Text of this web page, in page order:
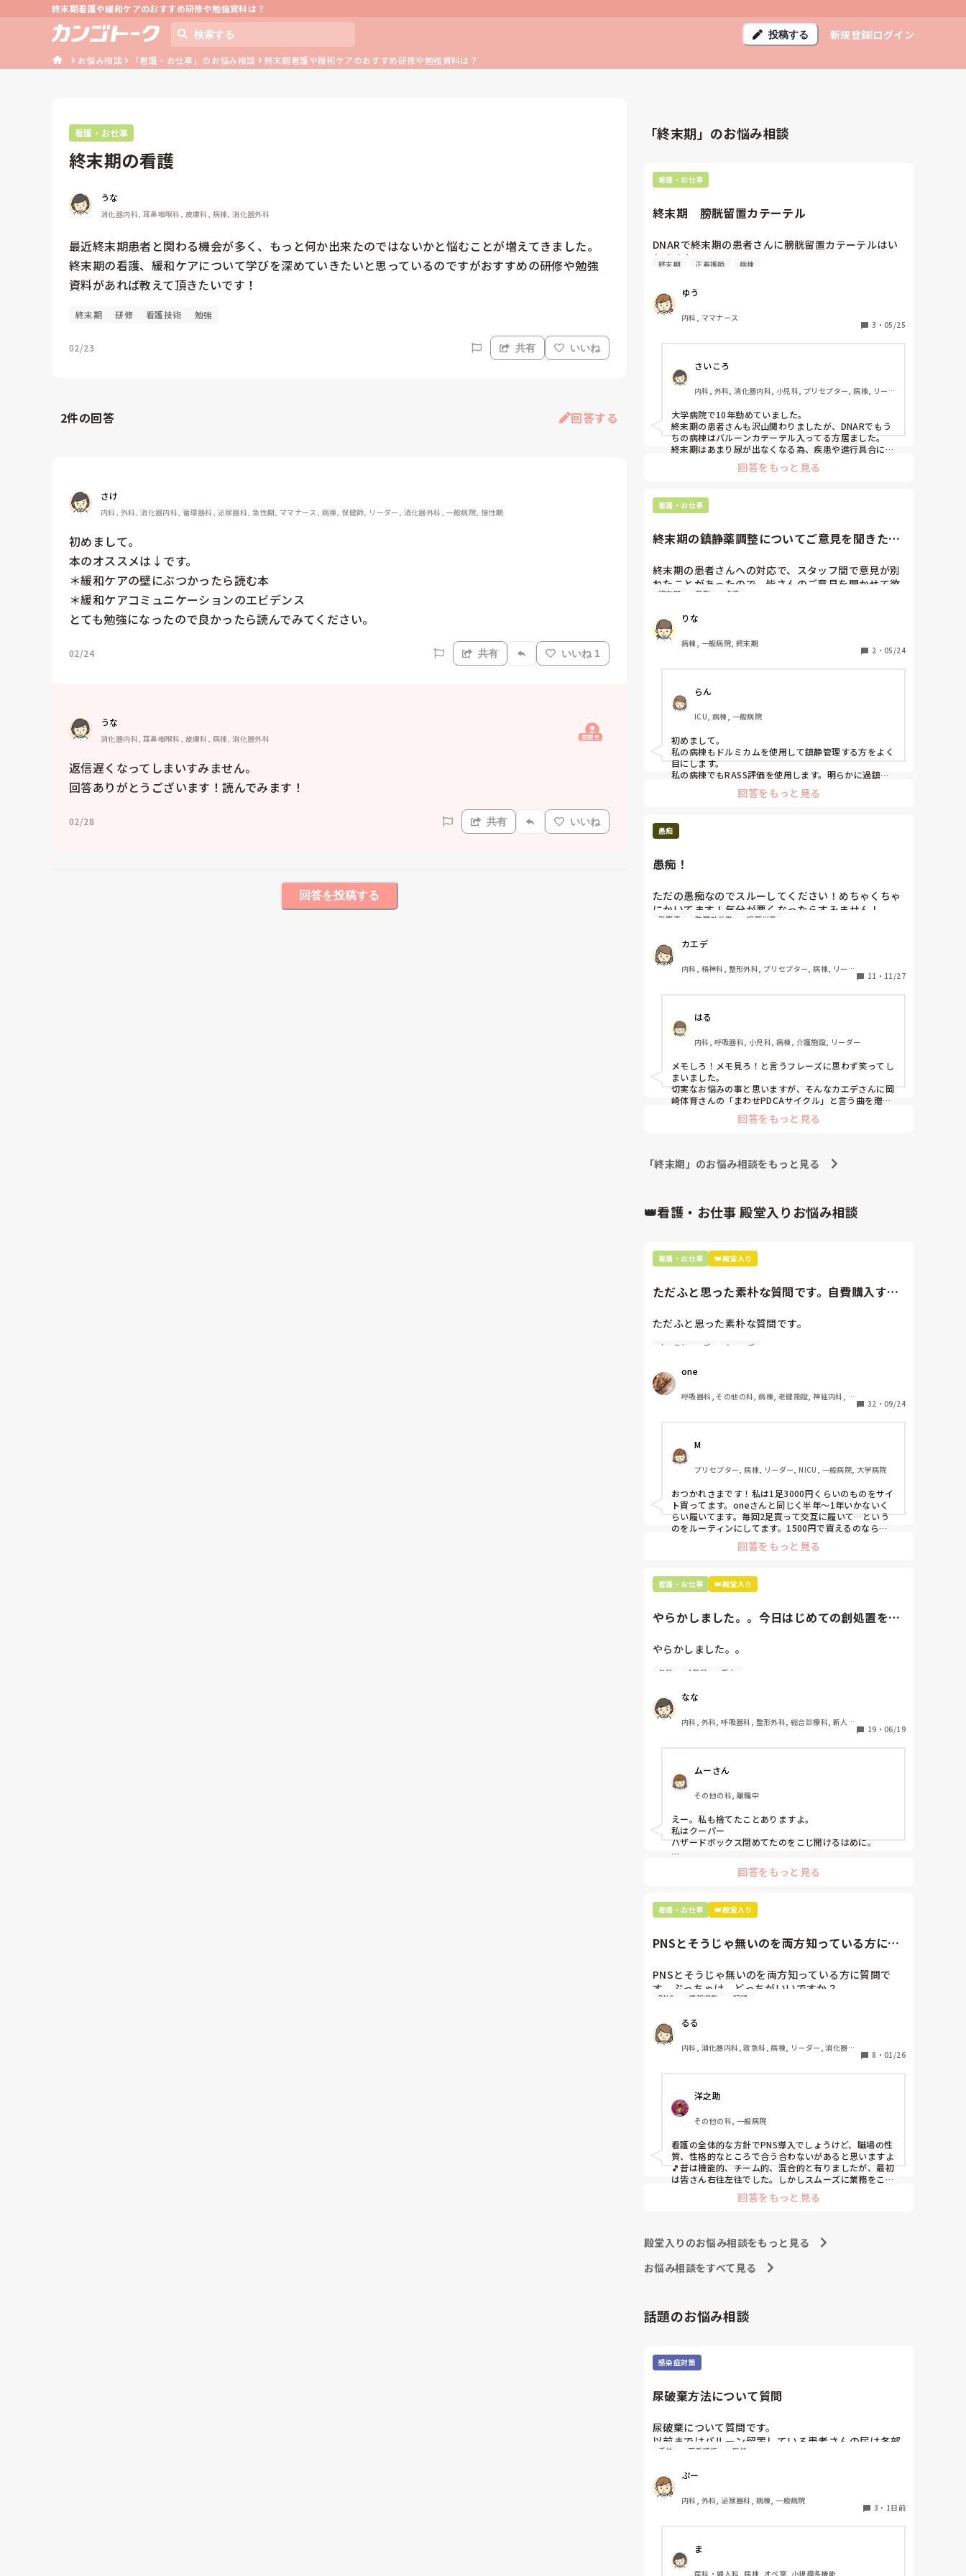
終末期看護や緩和ケアのおすすめ研修や勉強資料は？
投稿する 新規登録ログイン
お悩み相談 「看護・お仕事」のお悩み相談 終末期看護や緩和ケアのおすすめ研修や勉強資料は？
看護・お仕事
終末期の看護
うな
消化器内科, 耳鼻咽喉科, 皮膚科, 病棟, 消化器外科
最近終末期患者と関わる機会が多く、もっと何か出来たのではないかと悩むことが増えてきました。
終末期の看護、緩和ケアについて学びを深めていきたいと思っているのですがおすすめの研修や勉強
終末期 研修 看護技術 勉強
02/23 共有 いいね
2件の回答 回答する
さけ
内科, 外科, 消化器内科, 循環器科, 泌尿器科, 急性期, ママナース, 病棟, 保健師, リーダー, 消化器外科, 一般病院, 慢性期
初めまして。
本のオススメは↓です。
＊緩和ケアの壁にぶつかったら読む本
＊緩和ケアコミュニケーションのエビデンス
とても勉強になったので良かったら読んでみてください。
02/24 共有 いいね 1
うな
消化器内科, 耳鼻咽喉科, 皮膚科, 病棟, 消化器外科 質問主
返信遅くなってしまいすみません。
回答ありがとうございます！読んでみます！
02/28 共有 いいね
回答を投稿する
「終末期」のお悩み相談
看護・お仕事
終末期　膀胱留置カテーテル
DNARで終末期の患者さんに膀胱留置カテーテルはい
れますか？
終末期 正看護師 病棟
ゆう
内科, ママナース
3 ・ 05/25
さいころ
内科, 外科, 消化器内科, 小児科, プリセプター, 病棟, リーダ
大学病院で10年勤めていました。
終末期の患者さんも沢山関わりましたが、DNARでもう
ちの病棟はバルーンカテーテル入ってる方居ました。
終末期はあまり尿が出なくなる為、疾患や進行具合にも
よるかと思います。回答をもっと見る
看護・お仕事
終末期の鎮静薬調整についてご意見を聞きたい
終末期の患者さんへの対応で、スタッフ間で意見が別
れたことがあったので、皆さんのご意見を聞かせて欲
しいです。
病院で看取りの方針になっており、ドルミカムで鎮静
中。RASS-4～0を目標に調整の指示あり。この方が
RASS-5、呼吸数5回/分になっていた場合、ドルミカ
ムを減量しますか？減量せず見守りますか？
目標外で過鎮静なので減量するという意見と、そのま
ま呼吸停止しても苦痛がないから減量しないというス
タッフがいました。結局当直医（主治医ではない）に
報告しドルミカム減量となりました。
終末期 薬剤 点滴
りな
病棟, 一般病院, 終末期
2 ・ 05/24
らん
ICU, 病棟, 一般病院
初めまして。
私の病棟もドルミカムを使用して鎮静管理する方をよく
目にします。
私の病棟でもRASS評価を使用します。明らかに過鎮静
で呼吸抑制がかかっていそうですので、減量します。
また、減量しない意見もわからなくないですが、少し減
思います。過鎮静である事と苦痛がない事は私はあまり
イコールではないと思いますので、その場合はモルヒネ
長くなりました、一意見として受け止めて頂ければとお
回答をもっと見る
愚痴
愚痴！
ただの愚痴なのでスルーしてください！めちゃくちゃ
にかいてます！気分が悪くなったらすみません！
半年程前に既卒のスタッフが転職してきました。
そのスタッフはマルチタスクができず視野が狭いこ
と、物忘れが多いため業務の漏れが多く、優先順位や
がとにかくゆっくりです。分からないことを何度も何
度も色んな人に聞いてきます、全部同じ内容です。そ
の内容もめちゃくちゃ細かなもので、自分で判断し
て！ってなる内容も多いです(尿破棄後数時間の排尿が
少ないから膀洗しますか？とか。そのくせルート内に
流れているのか、腹満はあるのか、普段の尿量がどの
くらいなのか、インアウト、禁忌か等の確認もなにも
していない。そしてなぜか休憩中の人に言う。終末期
の方で点滴も1本ロックなんだから今入れ始めたばか
に夢中になりこちらに業務負担がのし掛かってきてめ
方式なので処置等が大変になる。夜勤は二人なので特
にきつい！リーダーとサブで業務負担がかなり違うか
人と一緒だとリーダーがサブのフォローをしないとい
けない)。
の人と一緒の勤務がないか真っ先に見てしまう！！
ば？や師長に言ってみれば？と言うのですが、そうす
るとそこまで言いたくないと言われます。そのくせ、
自分よりも年下の人にはあれこれ指示をだしてやらせ
いな人たちもほとんど年下だけど？嫌いな人たちは気
が強いから言い返されそうで怖い？だからって気の弱
そうな年下にばっかりえらそうにするなよ！！！
験は上だろうからありがたく聞くけど、ナチュラルに
上から目線何とかなりません？普通の世間話ですらち
ょっと上からで腹が立つ！
まだ処置がたくさん残ってるし、リーダーも検査に下
ーに伝えていたけどさ、座ってだらだらやらないで！
周りでせかせか働いてるの見えないの？？？報告は大
事だけど、状況みてやって！！！あと報告はリーダー
だけでなく全員にして！！後から○○さん表皮剥離が
あるとか言われてもさ！！！先に言えよ！！！また処
のに！
もう何度目か分からない、分からないことを聞かれて
なんで確認しないのか分かりません。ワークシートに
う。見るためじゃないのか？思考回路が不明すぎま
提出物の期限も守らないで名指しで注意もされたの
勤務時間外でやってるのに！まだ他の人たち仕事して
るのに！せめてすみませんがって声くらいかけろよ！
残ってる仕事を見つけて慌ててやったわ！！！！！報
勤務表 時間外労働 経管栄養
カエデ
内科, 精神科, 整形外科, プリセプター, 病棟, リーダ
11 ・ 11/27
はる
内科, 呼吸器科, 小児科, 病棟, 介護施設, リーダー
メモしろ！メモ見ろ！と言うフレーズに思わず笑ってし
まいました。
切実なお悩みの事と思いますが、そんなカエデさんに岡
崎体育さんの「まわせPDCAサイクル」と言う曲を贈り
曲合わせてタオルをブンブン振りながらストレスが少し
回答をもっと見る
「終末期」のお悩み相談をもっと見る
👑看護・お仕事 殿堂入りお悩み相談
看護・お仕事 👑殿堂入り
ただふと思った素朴な質問です。自費購入する
ただふと思った素朴な質問です。
自費購入するナースシューズ(職場で使用してる靴)っ
ますか？
わたしの職場の指定は「白のスニーカー」。
すぐに汚くなるので1,500円は絶対に超えたくない思
た時に買って半年〜1年未満で交換しています。
職場の人が「ナースシューズに3000円以上は出せな
い」って言ってて、わたしの倍額は出せるのか！とび
っくりしたので、世の皆さんはどうなのかなと…🤔
ナースシューズ シューズ
one
呼吸器科, その他の科, 病棟, 老健施設, 神経内科, 一
32 ・ 09/24
M
プリセプター, 病棟, リーダー, NICU, 一般病院, 大学病院
おつかれさまです！私は1足3000円くらいのものをサイ
ト買ってます。oneさんと同じく半年〜1年いかないく
らい履いてます。毎回2足買って交互に履いて…という
のをルーティンにしてます。1500円で買えるのなら私
も絶対そっちにしてると思うので良い買い物されてて羨
ましいです！(笑)回答をもっと見る
看護・お仕事 👑殿堂入り
やらかしました。。今日はじめての創処置をし
やらかしました。。
今日はじめての創処置をしました。
ゴミと一緒に、ノリで鑷子達を捨てました。。
患者に使用した物品は使い捨て、という認識が頭の中
にあって…。
「普通鑷子捨てる！？明らかに使い捨てて良いような
安物じゃないよね？」
「そんなミスした新人、あなたが初めてだよ」
と言われました。。
たしかに、よくよく考えてみれば
手術室で使った物品も全部滅菌して使いまわすし、
滅菌の種類とかも学校で習ったはずなのに
なんで頭回らなかったんだろう😭
市長さんは、
患者さんに迷惑かけたわけじゃないから大丈夫、
と慰めてくれましたが、、
自分が情けなくて情けなくて😭
こんなバカな私をせめて笑い飛ばしてください笑
外科 1年目 新人
なな
内科, 外科, 呼吸器科, 整形外科, 総合診療科, 新人ナ
19 ・ 06/19
ムーさん
その他の科, 離職中
えー。私も捨てたことありますよ。
私はクーパー
ハザードボックス閉めてたのをこじ開けるはめに。
これは私じゃないけど、患者さんのガラケーを洗濯もの
と一緒に出しちゃったり。(これは問題か💦)
回答をもっと見る
看護・お仕事 👑殿堂入り
PNSとそうじゃ無いのを両方知っている方に質
PNSとそうじゃ無いのを両方知っている方に質問で
す。ぶっちゃけ、どっちがいいですか？
その後、PNSを廃止しました。
私は、そのPNSを廃止した病棟からまだPNSをやって
いる病棟に9月に異動してきました。
ぶっちゃけ、新人のレベルにかなりの差が出ているな
色々な病棟に入院したことのある患者さんも、「(私が
異動する前の病棟の方が)新人が患者から見てもよく動
けてたよ」と言っていました。
現病棟はPNSだけれども、結局は忙しくて、新人の面
倒を見てられず、清潔ケアや単純に点滴を繋げてくる
など、簡単な仕事しか新人にさせていませんでした。
PNSを廃止した病棟では、イベントは必ずと言ってい
いほど新人に担当させて、指導者やリーダーが責任持
って指導することで、新人ができることがどんどん増
患者14人とか受け持つことも当たり前な感じです。
朝の情報収集にも時間がかかり、結果、患者のことが
わからないという状況になります。新人も放置される
をした事がなく、やり方がわからない新人さんが、先
言われていて、そんな無茶な…と思いました。
新人さんが可愛そう、と感じることもある反面、ペア
びり記録していて、「(処置を)やったことあるの？無
けても、「記録終わってないんで」と。。。
早く色々覚えたい！という、意欲があまり感じられ
ず…これはPNS云々よりも、その新人の性格かな？と
た。。。時代柄でしょうか？？
私はどちらかといえば、PNSは好きじゃありません。
でもPNSでやれというからには、もっと業務量に見合
PNSもそうじゃないのも経験している方は、どちらの
PNS 情報収集 記録
るる
内科, 消化器内科, 救急科, 病棟, リーダー, 消化器外
8 ・ 01/26
洋之助
その他の科, 一般病院
看護の全体的な方針でPNS導入でしょうけど、職場の性
質、性格的なところで合う合わないがあると思いますよ
🎵昔は機能的、チーム的、混合的と有りましたが、最初
は皆さん右往左往でした。しかしスムーズに業務をこな
してましたよ。勿論、指導する事も😉🆗✨でしたよ🎵ど
うしてもPNSの導入なら皆さんと意見交換を行うべきと
に業務をこなしている人もいます。意欲的でない新人も
昔からいますのでね🎵とどのつまり看護師が自分の仕事
で、昔は良かったよしか言えませんが、今と比べると個
タに出来るでしょうか⁉️物事の良し悪しの批判は簡単で
抱えるのは到底ムリですね🎵ならば皆で抱えましょうね
🎵僕の持論ですけど、頑張って👊😆🎵
回答をもっと見る
殿堂入りのお悩み相談をもっと見る
お悩み相談をすべて見る
話題のお悩み相談
感染症対策
尿破棄方法について質問
尿破棄について質問です。
以前まではバルーン留置している患者さんの尿は各部
屋のトイレに破棄する形でしたが、感染予防上汚物処
らその尿はすぐに汚物処理室に持っていくという非効
率な方法になってます。尿破棄人数は10人近くになる
ので病室と汚物処理室を10往復する形に。結果尿破棄
に時間がかかってます。
ん分セットしワゴン下段に乗せて破棄していき最後ま
とめて汚物処理室で破棄してたのでその方法はダメな
手技 正看護師 病棟
ぷー
内科, 外科, 泌尿器科, 病棟, 一般病院
3 ・ 1日前
ま
産科・婦人科, 病棟, オペ室, 小規模多機能